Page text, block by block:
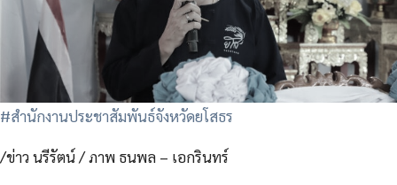
#สำนักงานประชาสัมพันธ์จังหวัดยโสธร
/ข่าว นรีรัตน์ / ภาพ ธนพล – เอกรินทร์